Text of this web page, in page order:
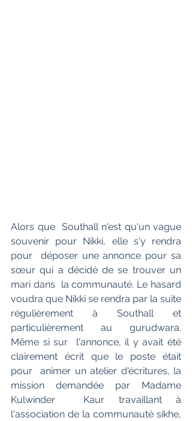
Alors que  Southall n'est qu'un vague
souvenir pour Nikki, elle s'y rendra
pour  déposer une annonce pour sa
sœur qui a décidé de se trouver un
mari dans  la communauté. Le hasard
voudra que Nikki se rendra par la suite
régulièrement à Southall et
particulièrement au gurudwara.
Même si sur  l'annonce, il y avait été
clairement écrit que le poste était
pour  animer un atelier d'écritures, la
mission demandée par Madame
Kulwinder  Kaur travaillant à
l'association de la communauté sikhe,